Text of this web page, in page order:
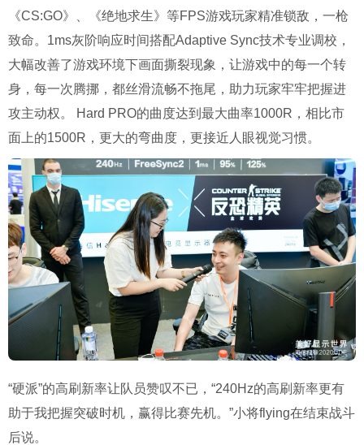
《CS:GO》、《绝地求生》等FPS游戏玩家精准锁敌，一枪
致命。1ms灰阶响应时间搭配Adaptive Sync技术专业调校，
大幅改善了游戏环境下画面撕裂现象，让游戏中的每一个转
身，每一次腾挪，都丝滑流畅不拖尾，助力玩家牢牢把握进
攻主动权。 Hard PRO的曲度达到最大曲率1000R，相比市
面上的1500R，更大的弯曲度，更接近人眼视觉习惯。
“硬派”的高刷新率让队员赞叹不已，“240Hz的高刷新率更有
助于我把握突破时机，赢得比赛先机。”小将flying在结束战斗
后说。